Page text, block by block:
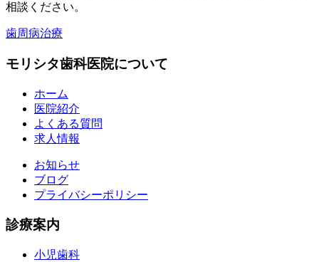
相談ください。
歯周病治療
モリシタ歯科医院について
ホーム
医院紹介
よくある質問
求人情報
お知らせ
ブログ
プライバシーポリシー
診療案内
小児歯科